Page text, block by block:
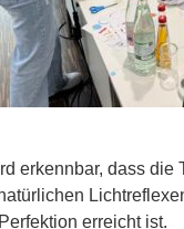
erkennbar, dass
erreicht ist.